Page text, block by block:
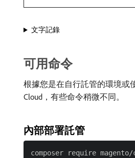
文字記錄
可用命令
根據您是在自行託管的環境或
Cloud，有些命令稍微不同。
內部部署託管
composer require